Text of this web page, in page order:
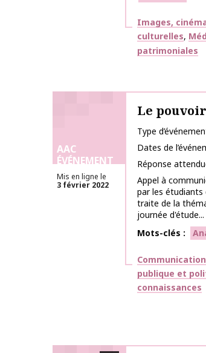
Thématiques
Images,
culturelles
patrimoniales
AAC
ÉVÉNEMENT
Mis en ligne le
3 février 2022
Le
Type
Dates de
Réponse
Appel à
par les étudiants
traite de la
journée d'étude...
Mots-clés
Thématiques
publique et
connaissances